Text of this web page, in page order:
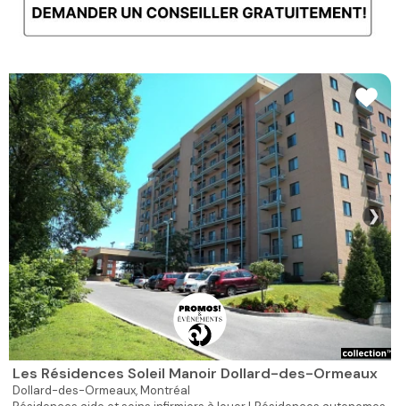
❯
Les Résidences Soleil Manoir Dollard-des-Ormeaux
Dollard-des-Ormeaux,Montréal